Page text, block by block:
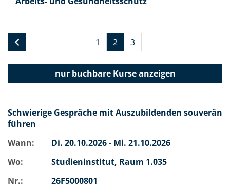
1 2 3
nur buchbareKurse anzeigen
Schwierige Gespräche mit Auszubildenden souverän
führen
Wann:
Di. 20.10.2026 - Mi. 21.10.2026
Wo:
Studieninstitut, Raum 1.035
Nr.:
26F5000801